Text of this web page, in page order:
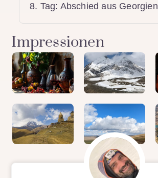
8. Tag: Abschied aus Georgien
Impressionen